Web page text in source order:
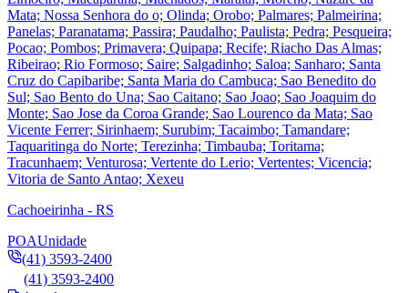
Mata; Nossa Senhora do o; Olinda; Orobo; Palmares; Palmeirina;
Panelas; Paranatama; Passira; Paudalho; Paulista; Pedra; Pesqueira;
Pocao; Pombos; Primavera; Quipapa; Recife; Riacho Das Almas;
Ribeirao; Rio Formoso; Saire; Salgadinho; Saloa; Sanharo; Santa
Cruz do Capibaribe; Santa Maria do Cambuca; Sao Benedito do
Sul; Sao Bento do Una; Sao Caitano; Sao Joao; Sao Joaquim do
Monte; Sao Jose da Coroa Grande; Sao Lourenco da Mata; Sao
Vicente Ferrer; Sirinhaem; Surubim; Tacaimbo; Tamandare;
Taquaritinga do Norte; Terezinha; Timbauba; Toritama;
Tracunhaem; Venturosa; Vertente do Lerio; Vertentes; Vicencia;
Vitoria de Santo Antao; Xexeu
Cachoeirinha - RS
POAUnidade
(41) 3593-2400
(41) 3593-2400